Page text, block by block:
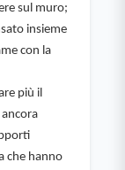
sul muro;
insieme
con la
più il
che hanno